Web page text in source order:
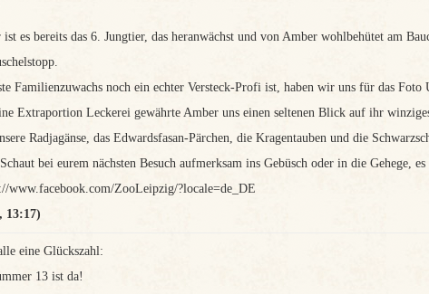
ist es bereits das 6. Jungtier, das heranwächst und von Amber wohlbehütet am
Familienzuwachs noch ein echter Versteck-Profi ist, haben wir uns für das
Extraportion Leckerei gewährte Amber uns einen seltenen Blick auf ihr
Radjagänse, das Edwardsfasan-Pärchen, die Kragentauben und die
bei eurem nächsten Besuch aufmerksam ins Gebüsch oder in die Gehege,
www.facebook.com/ZooLeipzig/?locale=de_DE
13:17)
eine Glückszahl:
13 ist da!